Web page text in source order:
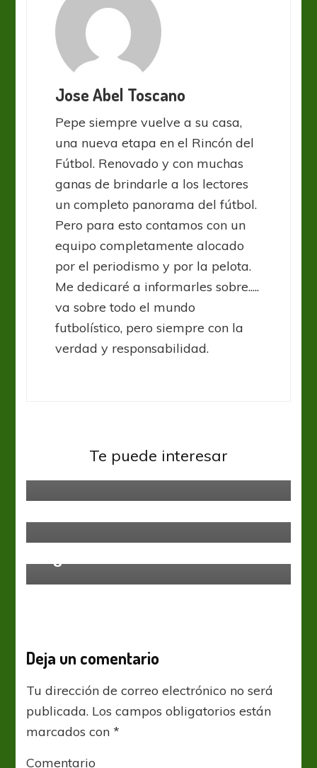
Jose Abel Toscano
Pepe siempre vuelve a su casa,
una nueva etapa en el Rincón del
Fútbol. Renovado y con muchas
ganas de brindarle a los lectores
un completo panorama del fútbol.
Pero para esto contamos con un
equipo completamente alocado
por el periodismo y por la pelota.
Me dedicaré a informarles sobre.....
va sobre todo el mundo
futbolístico, pero siempre con la
verdad y responsabilidad.
Te puede interesar
“Va a ser un partido entretenido y
Pisani: “Estoy muy contenta de
Deja un comentario
Tu dirección de correo electrónico no será
publicada. Los campos obligatorios están
marcados con*
Comentario